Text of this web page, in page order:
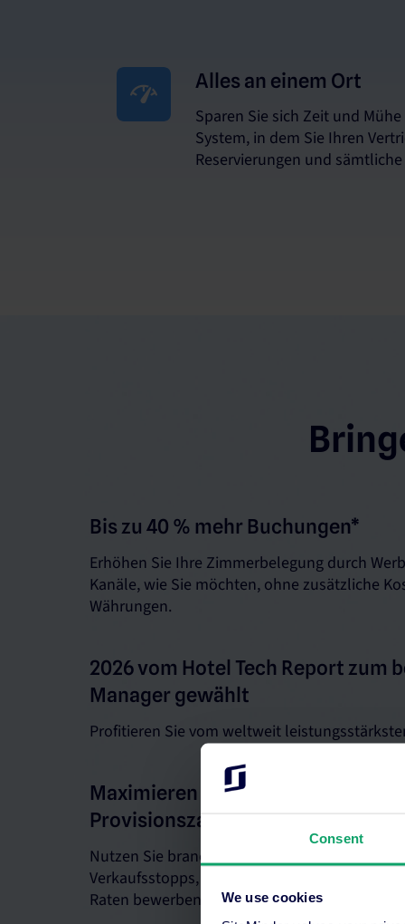
Consent
We use cookies
Alles an einem Ort
Sparen Sie sich Zeit und
System, in dem Sie Ihren
Reservierungen und
Bis zu 40 % mehr Buchungen*
Erhöhen Sie Ihre Zimmerbelegung durch
Kanäle, wie Sie möchten, ohne zusätzliche
Währungen.
2026 vom Hotel Tech Report zum
Manager gewählt
Profitieren Sie vom weltweit
Maximieren Sie den Umsatz ohne
Provisionszahlungen
Nutzen Sie branchenführende Funktionen wie
Verkaufsstopps, um sicherzustellen, dass Sie
Raten bewerben.